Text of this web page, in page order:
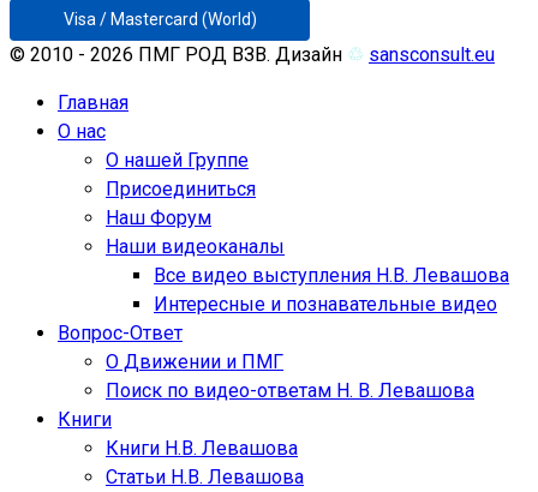
Visa / Mastercard (World)
© 2010 - 2026 ПМГ РОД ВЗВ. Дизайн ♲ sansconsult.eu
Главная
О нас
О нашей Группе
Присоединиться
Наш Форум
Наши видеоканалы
Все видео выступления Н.В. Левашова
Интересные и познавательные видео
Вопрос-Ответ
О Движении и ПМГ
Поиск по видео-ответам Н. В. Левашова
Книги
Книги Н.В. Левашова
Статьи Н.В. Левашова